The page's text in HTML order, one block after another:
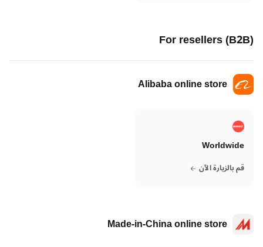
For resellers (B2B)
Alibaba online store
Worldwide
قم بالزيارة الآن
Made-in-China online store